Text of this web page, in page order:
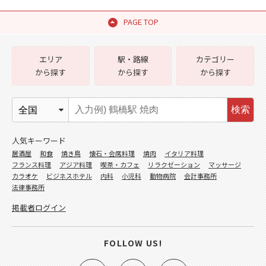
PAGE TOP
エリア
から探す
駅・路線
から探す
カテゴリー
から探す
検索
人気キーワード
居酒屋 和食 焼き鳥 懐石・会席料理 焼肉
イタリア料理
フランス料理
アジア料理 喫茶・カフェ リラクゼーション
マッサージ
カラオケ
ビジネスホテル 内科 小児科 動物病院
会計事務所
法律事務所
掲載者ログイン
FOLLOW US!